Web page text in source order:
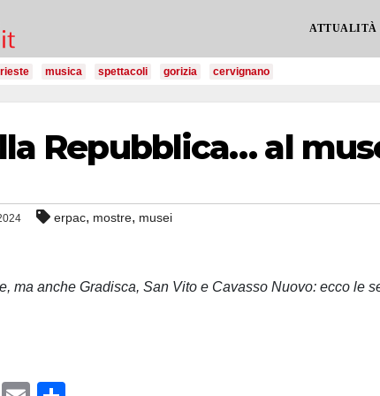
ATTUALITÀ
musica spettacoli gorizia cervignano
Repubblica… al
erpac, mostre, musei
ma anche Gradisca, San Vito e Cavasso Nuovo: ecco le